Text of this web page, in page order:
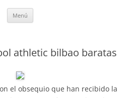
Menú
athletic bilbao baratas
el obsequio que han recibido la